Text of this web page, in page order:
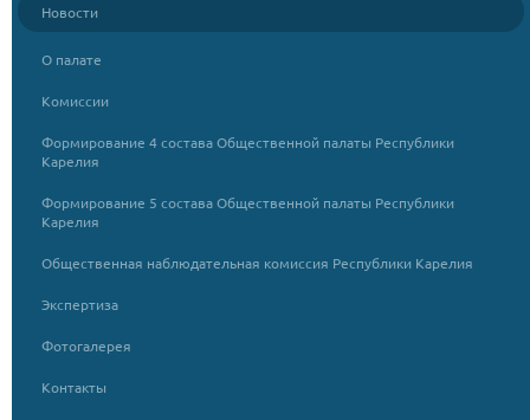
Новости
О палате
Комиссии
Формирование 4 состава Общественной палаты Республики
Карелия
Формирование 5 состава Общественной палаты Республики
Карелия
Общественная наблюдательная комиссия Республики Карелия
Экспертиза
Фотогалерея
Контакты